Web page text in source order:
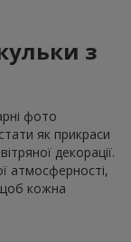
з
фото
як прикраси
декорації.
атмосферності,
щоб кожна